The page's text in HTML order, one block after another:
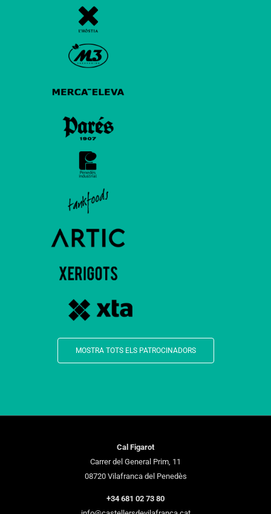
MOSTRA TOTS ELS PATROCINADORS
Cal Figarot
Carrer del General Prim, 11
08720 Vilafranca del Penedès
+34 681 02 73 80